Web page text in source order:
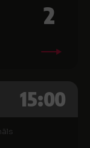
2
15:00